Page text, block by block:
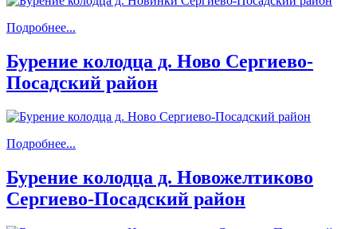
Подробнее...
Бурение колодца д. Ново Сергиево-
Посадский район
Подробнее...
Бурение колодца д. Новожелтиково
Сергиево-Посадский район